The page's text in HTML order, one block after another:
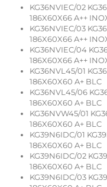
KG36NVIEC/02
186X60X66 A++
KG36NVIEC/03
186X60X66 A++
KG36NVIEC/04
186X60X66 A++
KG36NVL45/01
186X60X60 A+ BLC
KG36NVL45/06
186X60X60 A+ BLC
KG36NVW45/01
186X60X60 A+ BLC
KG39N6IDC/01
186X60X60 A+ BLC
KG39N6IDC/02
186X60X60 A+ BLC
KG39N6IDC/03